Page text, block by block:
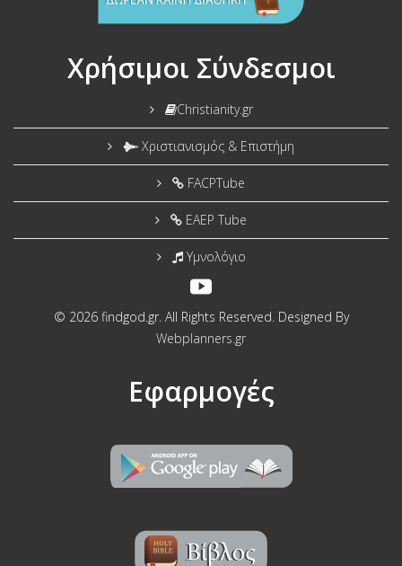
Χρήσιμοι Σύνδεσμοι
Christianity.gr
Χριστιανισμός & Επιστήμη
FACPTube
EAEP Tube
Υμνολόγιο
© 2026 findgod.gr. All Rights Reserved. Designed By
Webplanners.gr
Εφαρμογές